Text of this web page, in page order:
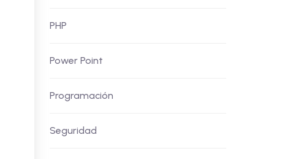
PHP
Power Point
Programación
Seguridad